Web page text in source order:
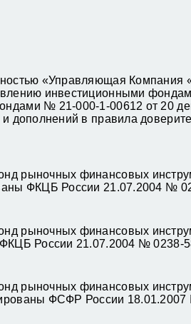
«Управляющая
инвестиционными
№ 21-000-1-00612 от 20
дополнений в правила
рыночных финансовых
ФКЦБ России 21.07.2004 №
рыночных финансовых
России 21.07.2004 № 0238-
рыночных финансовых
ФСФР России